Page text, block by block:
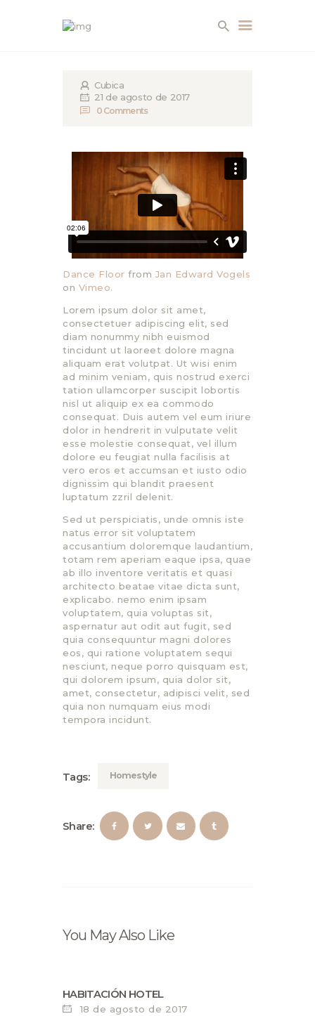
EMPRESA
SERVICIOS
AMBIENTES
CONTACTO
Cubica
21 de agosto de 2017
0 Comments
Dance Floor from Jan Edward Vogels
on Vimeo.
Lorem ipsum dolor sit amet,
consectetuer adipiscing elit, sed
diam nonummy nibh euismod
tincidunt ut laoreet dolore magna
aliquam erat volutpat. Ut wisi enim
ad minim veniam, quis nostrud exerci
tation ullamcorper suscipit lobortis
nisl ut aliquip ex ea commodo
consequat. Duis autem vel eum iriure
dolor in hendrerit in vulputate velit
esse molestie consequat, vel illum
dolore eu feugiat nulla facilisis at
vero eros et accumsan et iusto odio
dignissim qui blandit praesent
luptatum zzril delenit.
Sed ut perspiciatis, unde omnis iste
natus error sit voluptatem
accusantium doloremque laudantium,
totam rem aperiam eaque ipsa, quae
ab illo inventore veritatis et quasi
architecto beatae vitae dicta sunt,
explicabo. nemo enim ipsam
voluptatem, quia voluptas sit,
aspernatur aut odit aut fugit, sed
quia consequuntur magni dolores
eos, qui ratione voluptatem sequi
nesciunt, neque porro quisquam est,
qui dolorem ipsum, quia dolor sit,
amet, consectetur, adipisci velit, sed
quia non numquam eius modi
tempora incidunt.
Tags: Homestyle
Share:
You May Also Like
HABITACIÓN HOTEL
18 de agosto de 2017